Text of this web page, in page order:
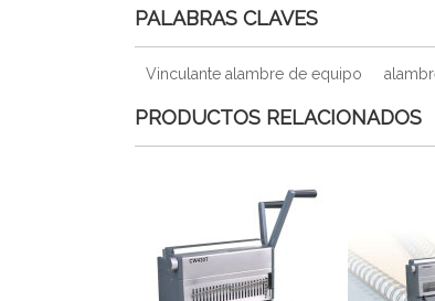
PALABRAS CLAVES
Vinculante alambre de equipo
PRODUCTOS RELACIONADOS